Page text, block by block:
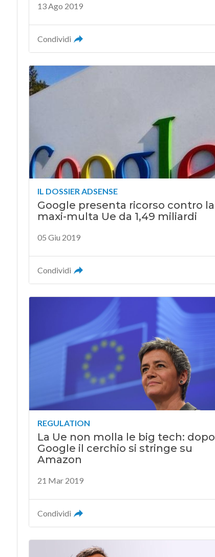
13 Ago 2019
Condividi
IL DOSSIER ADSENSE
Google presenta ricorso contro la
maxi-multa Ue da 1,49 miliardi
05 Giu 2019
Condividi
REGULATION
La Ue non molla le big tech: dopo
Google il cerchio si stringe su
Amazon
21 Mar 2019
Condividi